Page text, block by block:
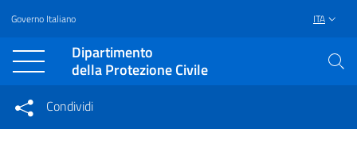
Vai al contenuto principale
Raggiungi il piè di pagina
Governo Italiano ITA
Dipartimento
della Protezione Civile
Condividi su Facebook
Condividi
Condividi sui social network